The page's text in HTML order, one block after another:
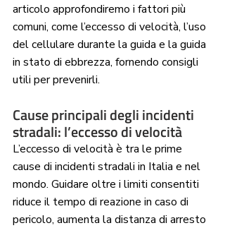
articolo approfondiremo i fattori più
comuni, come l’eccesso di velocità, l’uso
del cellulare durante la guida e la guida
in stato di ebbrezza, fornendo consigli
utili per prevenirli.
Cause principali degli incidenti
stradali: l’eccesso di velocità
L’eccesso di velocità è tra le prime
cause di incidenti stradali in Italia e nel
mondo. Guidare oltre i limiti consentiti
riduce il tempo di reazione in caso di
pericolo, aumenta la distanza di arresto